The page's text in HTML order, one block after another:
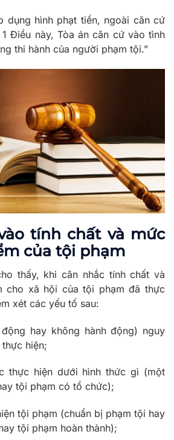
dụng hình phạt tiền, ngoài căn cứ
Điều này, Tòa án căn cứ vào tình
thi hành của người phạm tội.”
tính chất và mức
của tội phạm
thấy, khi cân nhắc tính chất và
cho xã hội của tội phạm đã thực
xét các yếu tố sau:
hay không hành động) nguy
hiện;
hiện dưới hình thức gì (một
tội phạm có tổ chức);
tội phạm (chuẩn bị phạm tội hay
tội phạm hoàn thành);